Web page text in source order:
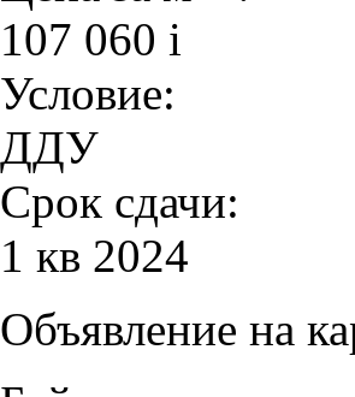
107 060 i
Условие:
ДДУ
Срок сдачи:
1 кв 2024
Объявление на